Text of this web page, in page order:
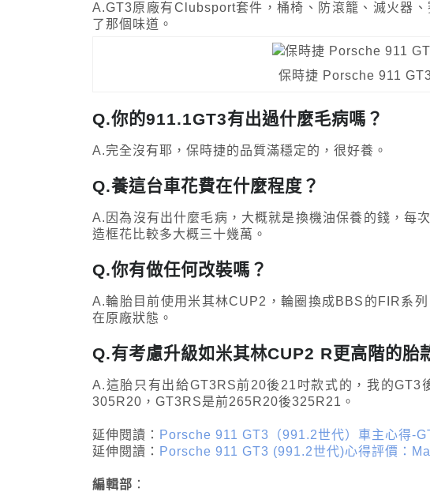
A.GT3原廠有Clubsport套件，桶椅、防滾籠、滅火器
了那個味道。
保時捷 Porsche 911
Q.你的911.1GT3有出過什麼毛病嗎？
A.完全沒有耶，保時捷的品質滿穩定的，很好養。
Q.養這台車花費在什麼程度？
A.因為沒有出什麼毛病，大概就是換機油保養的錢，每
造框花比較多大概三十幾萬。
Q.你有做任何改裝嗎？
A.輪胎目前使用米其林CUP2，輪圈換成BBS的FIR系
在原廠狀態。
Q.有考慮升級如米其林CUP2 R更高階的胎
A.這胎只有出給GT3RS前20後21吋款式的，我的GT3
305R20，GT3RS是前265R20後325R21。
延伸閱讀： Porsche 911 GT3（991.2世代）車主心得-
延伸閱讀： Porsche 911 GT3 (991.2世代)心得評價：
編輯部 ：